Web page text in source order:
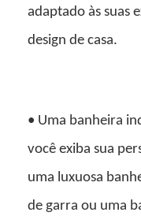
adaptado às suas
design de casa.
• Uma banheira
você exiba sua
uma luxuosa
de garra ou uma